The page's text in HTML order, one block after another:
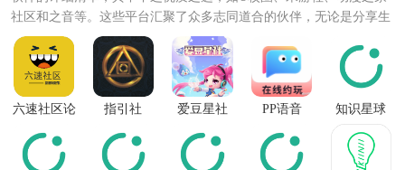
【纹身大咖用法】
1. 注册登录：用户需先注册账号并登录，以便保存设计进度
和参与社区互动。
2. 探索图案库：浏览或搜索喜欢的图案，选择作为设计基础
或灵感。
社区和之音等。这些平台汇聚了众多志同道合的伙伴，无论是分享生
活点滴、交流游戏心...
六速社区论
指引社 爱豆星社 PP语音 知识星球